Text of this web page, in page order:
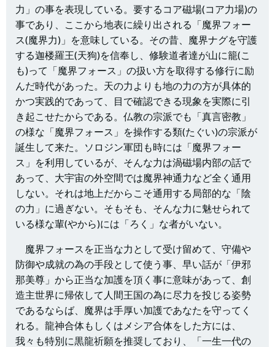
力」の事を表現している。要するコア磁場(コア力場)の
事であり、ここから地表に繰り出される「魔界フォー
ス(魔界力)」を意味している。その昔、魔界ナグを守護
する迦楼羅王(天狗)を信奉し、修験道者達が山に籠(こ
も)って「魔界フォース」の扱い方を取得する修行に励
んだ時代があった。天の力よりも地の力の方が具体的
かつ実践的であって、目で確認できる現象を実際に引
き起こせたからである。仏教の宗派でも「真言密教」
の様な「魔界フォース」を操作する類(たぐい)の宗派が
誕生して来た。ソロジン軍団も時には「魔界フォー
ス」を利用しているが、そんな力は渦磁場内部の話で
あって、大宇宙の外空間では魔界神通力など全く通用
しない。それは地上だからこそ通用する局部的な「陰
の力」に過ぎない。そもそも、そんな力に魅せられて
いる様な輩(やから)には「ろく」な者がいない。
魔界フォースを正当な力として受け留めて、守備や
防御や成就の為の手段として使う事、早い話が「伊邪
那美尊」から正当な加護を頂く事に意味があって、創
造主世界に帰依して人間王国の為に尽力を投じる姿勢
であるならば、魔界は手厚い加護であなたを守ってく
れる。龍神合体もしくはメシア合体をした方には、
我々も特別に黒龍祈願を推奨しており、「一生一代の